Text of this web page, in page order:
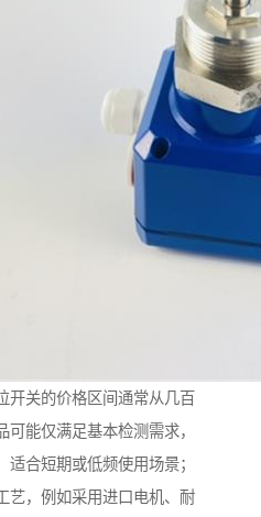
开关的价格区间通常从几百
能仅满足基本检测需求，
合短期或低频使用场景；
艺，例如采用进口电机、耐